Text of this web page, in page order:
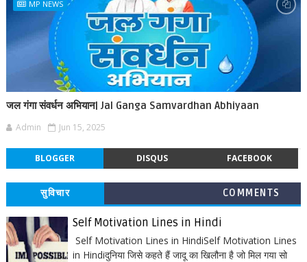
MP NEWS
जल गंगा संवर्धन अभियान| Jal Ganga Samvardhan Abhiyaan
Admin Jun 15, 2025
BLOGGER DISQUS FACEBOOK
सुविचार COMMENTS
Self Motivation Lines in Hindi
Self Motivation Lines in HindiSelf Motivation Lines
in Hindiदुनिया जिसे कहते हैं जादू का खिलौना है जो मिल गया सो